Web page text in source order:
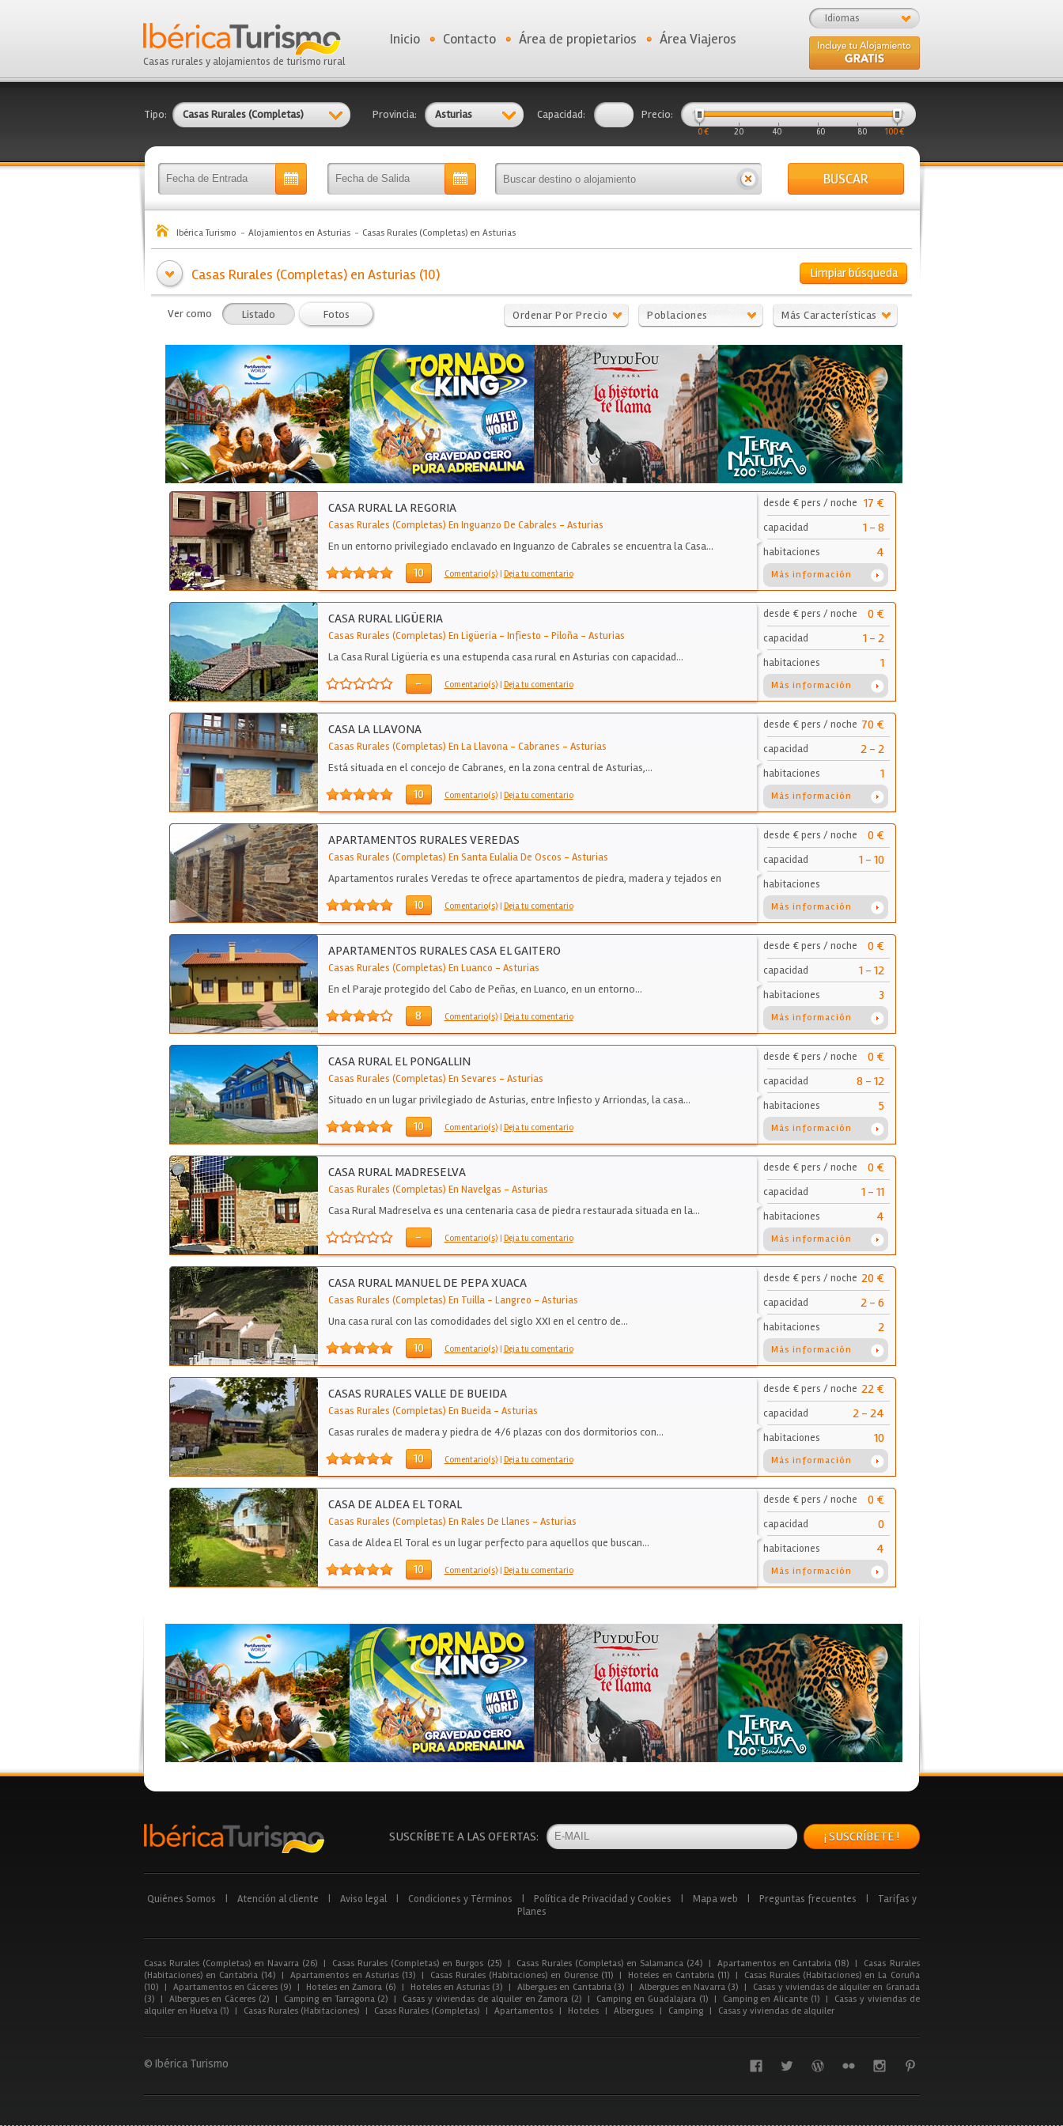
Casas rurales y alojamientos de turismo rural
Idiomas
Inicio Contacto Área de propietarios Área Viajeros
Tipo: Casas Rurales (Completas) Provincia: Asturias Capacidad: Precio:
0 € 20 40 60 80 100 €
BUSCAR
Ibérica Turismo Alojamientos en Asturias Casas Rurales (Completas) en Asturias
Limpiar búsqueda
Casas Rurales (Completas) en Asturias (10)
Ver como Listado Fotos Ordenar Por Precio Poblaciones Más Características
CASA RURAL LA REGORIA
Casas Rurales (Completas) En Inguanzo De Cabrales - Asturias
En un entorno privilegiado enclavado en Inguanzo de Cabrales se encuentra la Casa…
10 Comentario(s) | Deja tu comentario
desde € pers / noche 17 €
capacidad 1 - 8
habitaciones 4
Más información
CASA RURAL LIGÜERIA
Casas Rurales (Completas) En Ligüeria - Infiesto - Piloña- Asturias
La Casa Rural Ligüeria es una estupenda casa rural en Asturias con capacidad…
- Comentario(s) | Deja tu comentario
desde € pers / noche 0 €
capacidad 1 - 2
habitaciones 1
Más información
CASA LA LLAVONA
Casas Rurales (Completas) En La Llavona - Cabranes - Asturias
Está situada en el concejo de Cabranes, en la zona central de Asturias,…
10 Comentario(s) | Deja tu comentario
desde € pers / noche 70 €
capacidad 2 - 2
habitaciones 1
Más información
APARTAMENTOS RURALES VEREDAS
Casas Rurales (Completas) En Santa Eulalia De Oscos - Asturias
Apartamentos rurales Veredas te ofrece apartamentos de piedra, madera y tejados en
10 Comentario(s) | Deja tu comentario
desde € pers / noche 0 €
capacidad 1 - 10
habitaciones
Más información
APARTAMENTOS RURALES CASA EL GAITERO
Casas Rurales (Completas) En Luanco - Asturias
En el Paraje protegido del Cabo de Peñas, en Luanco, en un entorno…
8 Comentario(s) | Deja tu comentario
desde € pers / noche 0 €
capacidad 1 - 12
habitaciones 3
Más información
CASA RURAL EL PONGALLIN
Casas Rurales (Completas) En Sevares - Asturias
Situado en un lugar privilegiado de Asturias, entre Infiesto y Arriondas, la casa…
10 Comentario(s) | Deja tu comentario
desde € pers / noche 0 €
capacidad 8 - 12
habitaciones 5
Más información
CASA RURAL MADRESELVA
Casas Rurales (Completas) En Navelgas - Asturias
Casa Rural Madreselva es una centenaria casa de piedra restaurada situada en la…
- Comentario(s) | Deja tu comentario
desde € pers / noche 0 €
capacidad 1 - 11
habitaciones 4
Más información
CASA RURAL MANUEL DE PEPA XUACA
Casas Rurales (Completas) En Tuilla - Langreo - Asturias
Una casa rural con las comodidades del siglo XXI en el centro de…
10 Comentario(s) | Deja tu comentario
desde € pers / noche 20 €
capacidad 2 - 6
habitaciones 2
Más información
CASAS RURALES VALLE DE BUEIDA
Casas Rurales (Completas) En Bueida- Asturias
Casas rurales de madera y piedra de 4/6 plazas con dos dormitorios con…
10 Comentario(s) | Deja tu comentario
desde € pers / noche 22 €
capacidad 2 - 24
habitaciones 10
Más información
CASA DE ALDEA EL TORAL
Casas Rurales (Completas) En Rales De Llanes - Asturias
Casa de Aldea El Toral es un lugar perfecto para aquellos que buscan…
10 Comentario(s) | Deja tu comentario
desde € pers / noche 0 €
capacidad 0
habitaciones 4
Más información
SUSCRÍBETE A LAS OFERTAS: ¡ SUSCRÍBETE !
Quiénes Somos Atención al cliente Aviso legal Condiciones y Términos Política de Privacidad y Cookies Mapa web Preguntas frecuentes
Tarifas y
Planes
Casas Rurales (Completas) en Navarra (26) | Casas Rurales (Completas) en Burgos (25) | Casas Rurales (Completas) en Salamanca (24) | Apartamentos en Cantabria (18) |
Casas Rurales
(Habitaciones) en Cantabria (14)
| Apartamentos en Asturias (13) | Casas Rurales (Habitaciones) en Ourense (11) | Hoteles en Cantabria (11) |
Casas Rurales (Habitaciones) en La Coruña
(10)
| Apartamentos en Cáceres (9) | Hoteles en Zamora (6) | Hoteles en Asturias (3) | Albergues en Cantabria (3) | Albergues en Navarra (3) |
Casas y viviendas de alquiler en Granada
(3)
| Albergues en Cáceres (2) | Camping en Tarragona (2) | Casas y viviendas de alquiler en Zamora (2) | Camping en Guadalajara (1) | Camping en Alicante (1) |
Casas y viviendas de
alquiler en Huelva (1)
| Casas Rurales (Habitaciones) | Casas Rurales (Completas) | Apartamentos | Hoteles | Albergues | Camping | Casas y viviendas de alquiler
© Ibérica Turismo